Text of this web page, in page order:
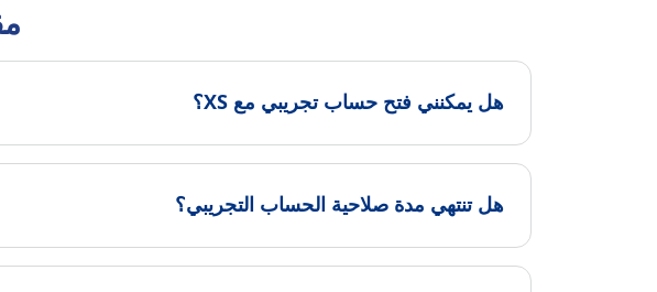
هل يمكنني فتح حساب تجريبي مع XS؟
هل تنتهي مدة صلاحية الحساب التجريبي؟